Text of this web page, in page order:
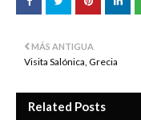
MÁS ANTIGUA
Visita Salónica, Grecia
Related Posts